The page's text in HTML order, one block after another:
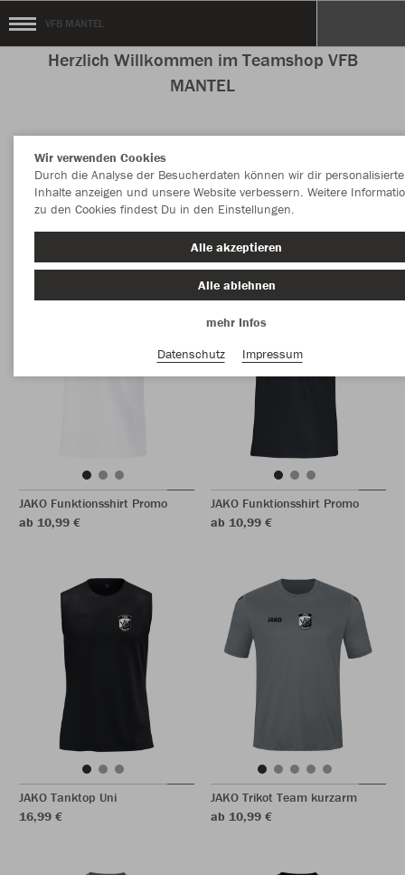
VFB MANTEL
Herzlich Willkommen im Teamshop VFB
MANTEL
Nachhaltig Farbe
JAKO Funktionsshirt Promo
ab 10,99 €
JAKO Funktionsshirt Promo
ab 10,99 €
JAKO Tanktop Uni
16,99 €
JAKO Trikot Team kurzarm
ab 10,99 €
Wir verwenden Cookies
Durch die Analyse der Besucherdaten können wir dir personalisierte
Inhalte anzeigen und unsere Website verbessern. Weitere
zu den Cookies findest Du in den Einstellungen.
Alle akzeptieren
Alle ablehnen
mehr Infos
Datenschutz
Impressum